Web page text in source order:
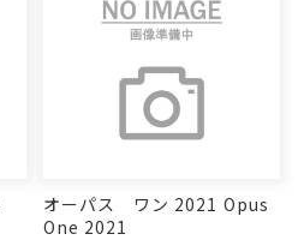
オーパス ワン 2021 Opus
One 2021